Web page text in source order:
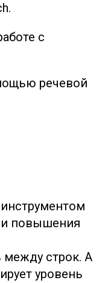
с
речевой
и повышения
между строк. А
уровень